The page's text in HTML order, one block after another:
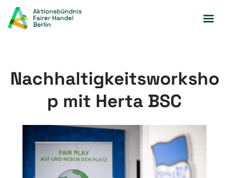
Zum
Nachhaltigkeitsworksho
p mit Herta BSC